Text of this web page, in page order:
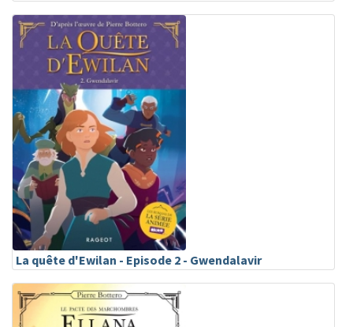
La quête d'Ewilan - Episode 2 - Gwendalavir